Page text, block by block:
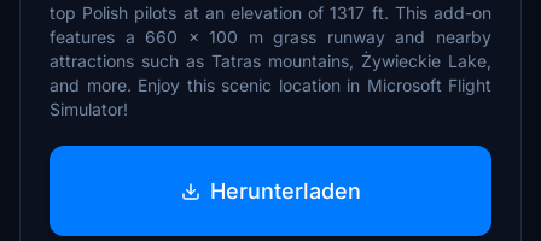
top Polish pilots at an elevation of 1317 ft. This add-on
features a 660 x 100 m grass runway and nearby
attractions such as Tatras mountains, Żywieckie Lake,
and more. Enjoy this scenic location in Microsoft Flight
Simulator!
Herunterladen